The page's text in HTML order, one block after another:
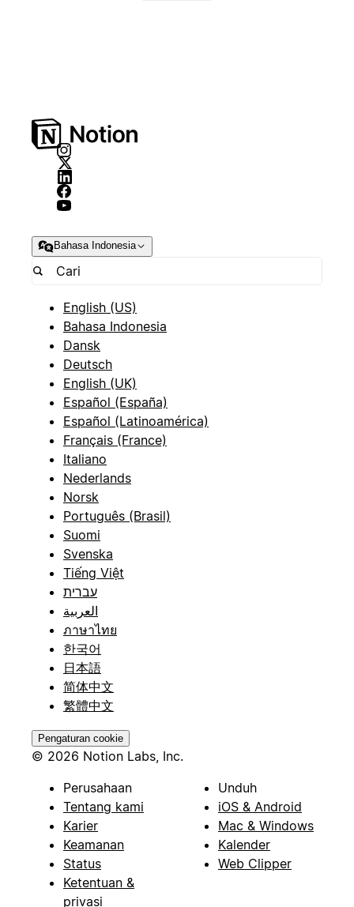
Bahasa Indonesia
English (US)
Bahasa Indonesia
Dansk
Deutsch
English (UK)
Español (España)
Español (Latinoamérica)
Français (France)
Italiano
Nederlands
Norsk
Português (Brasil)
Suomi
Svenska
Tiếng Việt
עברית
العربية
ภาษาไทย
한국어
日本語
简体中文
繁體中文
Pengaturan cookie
© 2026 Notion Labs, Inc.
Perusahaan
Tentang kami
Karier
Keamanan
Status
Ketentuan &
privasi
Unduh
iOS & Android
Mac & Windows
Kalender
Web Clipper